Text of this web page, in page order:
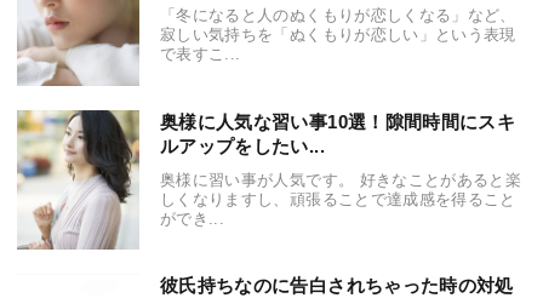
「冬になると人のぬくもりが恋しくなる」など、
寂しい気持ちを「ぬくもりが恋しい」という表現
で表すこ...
奥様に人気な習い事10選！隙間時間にスキ
ルアップをしたい...
奥様に習い事が人気です。 好きなことがあると楽
しくなりますし、頑張ることで達成感を得ること
ができ...
彼氏持ちなのに告白されちゃった時の対処